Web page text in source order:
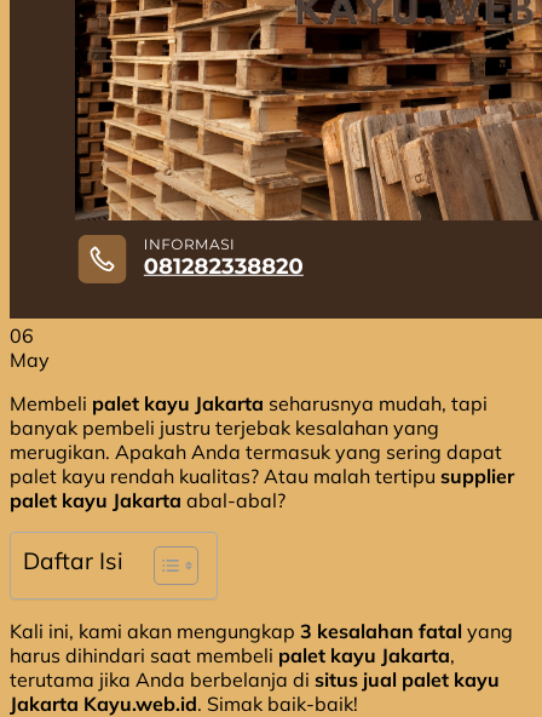
Hubungi
Hubungi
06
May
Membeli palet kayu Jakarta seharusnya mudah, tapi
banyak pembeli justru terjebak kesalahan yang
merugikan. Apakah Anda termasuk yang sering dapat
palet kayu rendah kualitas? Atau malah tertipu supplier
palet kayu Jakarta abal-abal?
Daftar Isi
Kali ini, kami akan mengungkap 3 kesalahan fatal yang
harus dihindari saat membeli palet kayu Jakarta,
terutama jika Anda berbelanja di situs jual palet kayu
Jakarta Kayu.web.id. Simak baik-baik!